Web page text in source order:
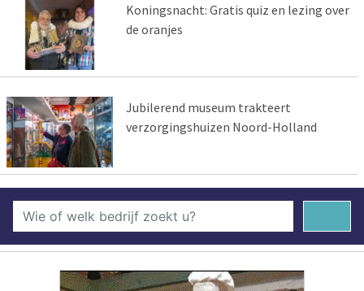
Koningsnacht: Gratis quiz en lezing over
de oranjes
Jubilerend museum trakteert
verzorgingshuizen Noord-Holland